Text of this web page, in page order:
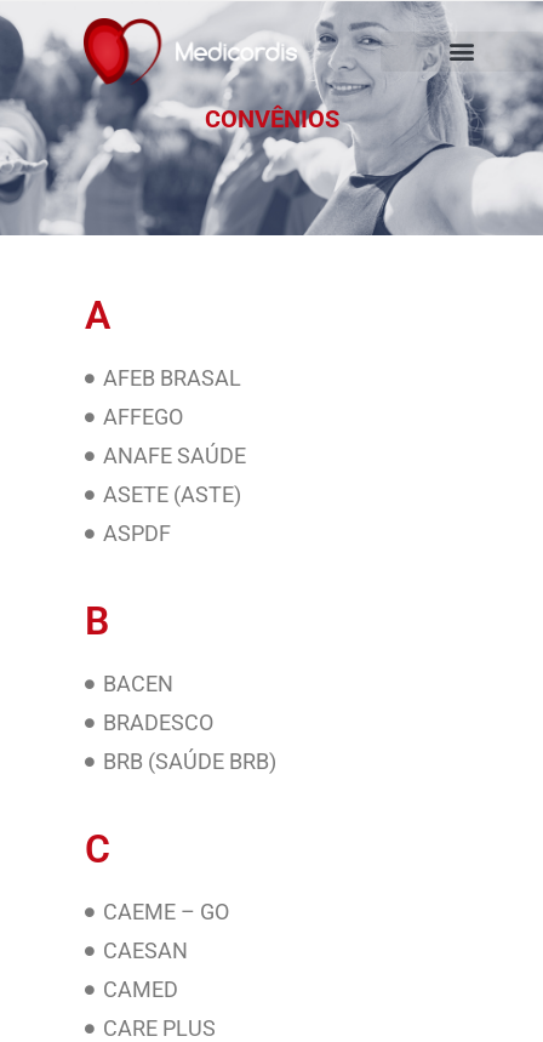
CONVÊNIOS
A
AFEB BRASAL
AFFEGO
ANAFE SAÚDE
ASETE (ASTE)
ASPDF
B
BACEN
BRADESCO
BRB (SAÚDE BRB)
C
CAEME – GO
CAESAN
CAMED
CARE PLUS